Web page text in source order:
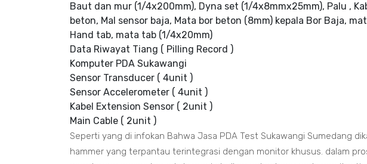
Baut dan mur (1/4x200mm), Dyna set (1/4x8mmx25mm), Palu ,
beton, Mal sensor baja, Mata bor beton (8mm) kepala Bor Baja,
Hand tab, mata tab (1/4x20mm)
Data Riwayat Tiang ( Pilling Record )
Komputer PDA Sukawangi
Sensor Transducer ( 4unit )
Sensor Accelerometer ( 4unit )
Kabel Extension Sensor ( 2unit )
Main Cable ( 2unit )
Seperti yang di infokan Bahwa Jasa PDA Test Sukawangi Sumedang
hammer yang terpantau terintegrasi dengan monitor khusus. dalam